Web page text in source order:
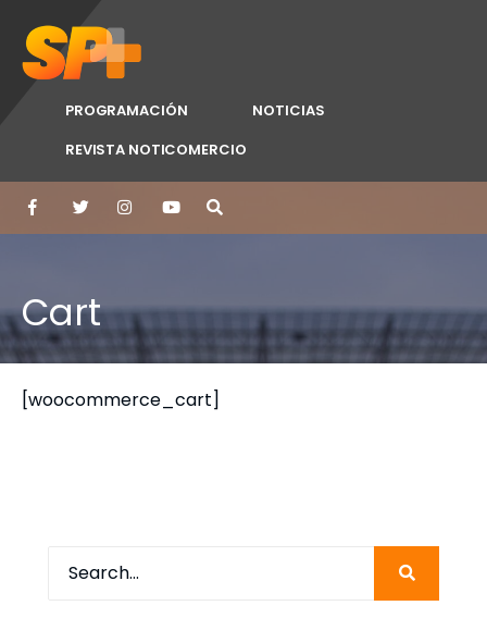
PROGRAMACIÓN
NOTICIAS
REVISTA NOTICOMERCIO
Cart
[woocommerce_cart]